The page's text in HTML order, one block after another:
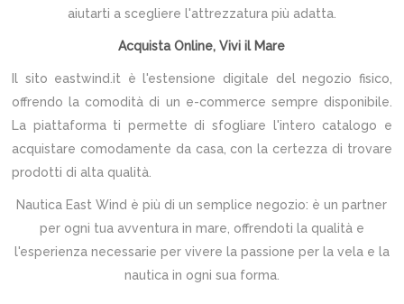
aiutarti a scegliere l'attrezzatura più adatta.
Acquista Online, Vivi il Mare
Il sito eastwind.it è l'estensione digitale del negozio fisico,
offrendo la comodità di un e-commerce sempre disponibile.
La piattaforma ti permette di sfogliare l'intero catalogo e
acquistare comodamente da casa, con la certezza di trovare
prodotti di alta qualità.
Nautica East Wind è più di un semplice negozio: è un partner
per ogni tua avventura in mare, offrendoti la qualità e
l'esperienza necessarie per vivere la passione per la vela e la
nautica in ogni sua forma.